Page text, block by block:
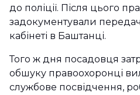
до поліції. Після цього
задокументували
кабінеті в Баштанці.
Того ж дня посадовця
обшуку правоохоронці
службове посвідчення,